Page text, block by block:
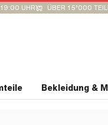
UHR ÜBER 15’000
Bekleidung &